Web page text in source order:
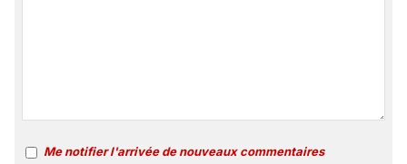
Me notifier l'arrivée de nouveaux commentaires